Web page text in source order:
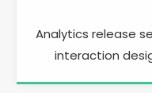
Analytics release
interaction